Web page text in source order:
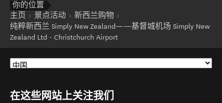
你的位置
主页
景点活动
新西兰购物
纯粹新西兰 Simply New Zealand——基督城机场 Simply New
Zealand Ltd - Christchurch Airport
在这些网站上关注我们